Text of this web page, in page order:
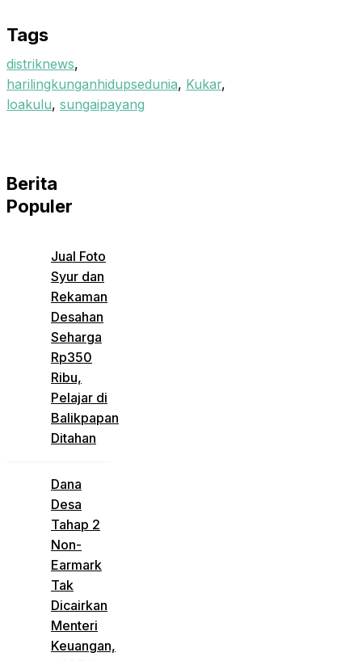
Tags
distriknews,
harilingkunganhidupsedunia, Kukar,
loakulu, sungaipayang
Berita
Populer
Jual Foto
Syur dan
Rekaman
Desahan
Seharga
Rp350
Ribu,
Pelajar di
Balikpapan
Ditahan
Dana
Desa
Tahap 2
Non-
Earmark
Tak
Dicairkan
Menteri
Keuangan,